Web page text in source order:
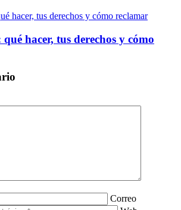
hacer, tus derechos y cómo
Correo